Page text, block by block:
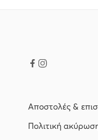
Αποστολές &
Πολιτική